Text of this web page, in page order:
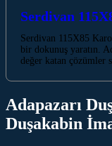
Serdivan
Serdivan 115X85
bir dokunuş yaratın.
değer katan çözümler
Adapazarı
Duşakabin